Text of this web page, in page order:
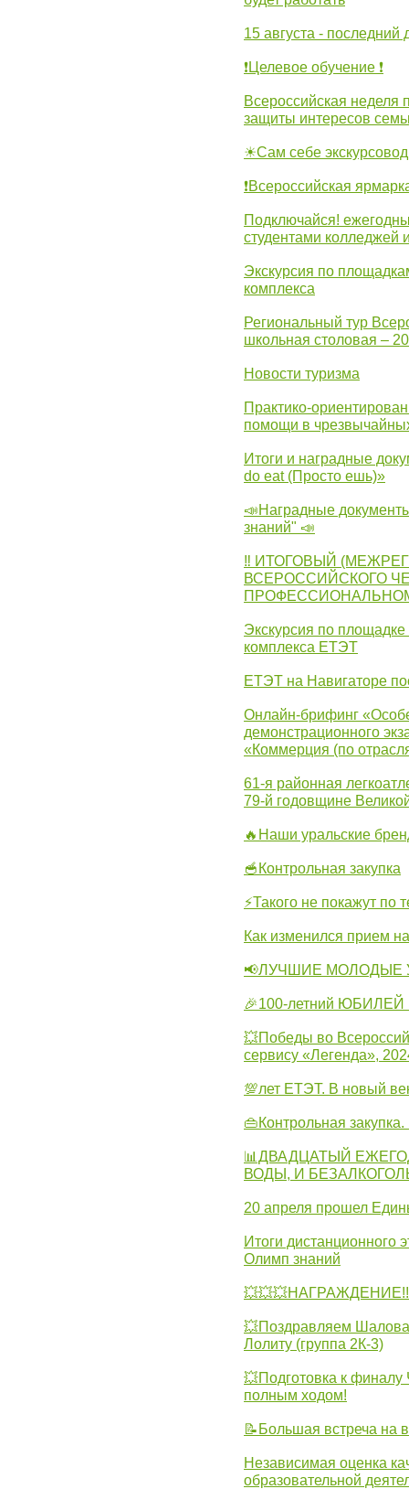
15 августа - последний
❗Целевое обучение ❗
Всероссийская
защиты интересов
☀Сам себе экскурсовод
❗Всероссийская
Подключайся!
студентами колледжей
Экскурсия по
комплекса
Региональный тур
школьная столовая –
Новости туризма
Практико-
помощи в
Итоги и наградные
do eat (Просто ешь)»
📣Наградные
знаний" 📣
‼ ИТОГОВЫЙ
ВСЕРОССИЙСКОГО
Экскурсия по
комплекса ЕТЭТ
ЕТЭТ на Навигаторе
Онлайн-брифинг
демонстрационного
«Коммерция (по
61-я районная
79-й годовщине
🔥Наши уральские
🥣Контрольная закупка
⚡Такого не покажут по
Как изменился прием
📢ЛУЧШИЕ МОЛОДЫЕ
🎉100-летний ЮБИЛЕЙ
💥Победы во
сервису «Легенда»,
💯лет ЕТЭТ. В новый
👜Контрольная
📊ДВАДЦАТЫЙ
ВОДЫ, И
20 апреля прошел
Итоги дистанционного
Олимп знаний
💥Поздравляем
Лолиту (группа 2К-3)
💥Подготовка к
полным ходом!
📝Большая встреча на
Независимая оценка
образовательной